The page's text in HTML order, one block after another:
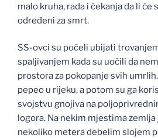
malo kruha, rada i čekanja da li će
određeni za smrt.
SS-ovci su počeli ubijati
spaljivanjem kada su uočili da
prostora za pokopanje svih
pepeo u rijeku, a potom su ga
svojstvu gnojiva na
logora. Na nekim mjestima
nekoliko metera debelim slojem